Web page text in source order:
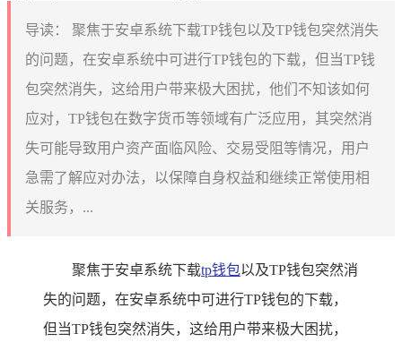
导读：
聚焦于安卓系统下载TP钱包以及TP钱包突然消失
的问题，在安卓系统中可进行TP钱包的下载，但当TP钱
包突然消失，这给用户带来极大困扰，他们不知该如何
应对，TP钱包在数字货币等领域有广泛应用，其突然消
失可能导致用户资产面临风险、交易受阻等情况，用户
急需了解应对办法，以保障自身权益和继续正常使用相
关服务，...
聚焦于安卓系统下载tp钱包以及TP钱包突然消
失的问题，在安卓系统中可进行TP钱包的下载，
但当TP钱包突然消失，这给用户带来极大困扰，